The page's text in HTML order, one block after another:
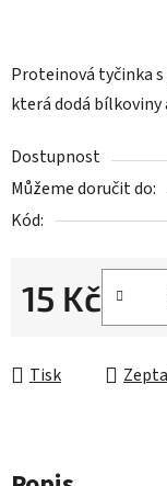
Proteinová tyčinka
která dodá bílkoviny
Dostupnost
Můžeme doručit do:
Kód:
15 Kč
Měrná cena:
Tisk